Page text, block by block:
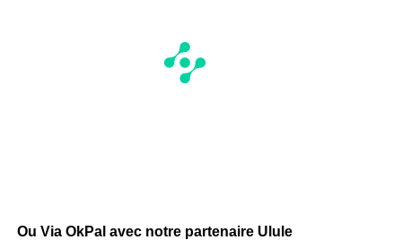
Ou Via OkPal avec notre partenaire Ulule